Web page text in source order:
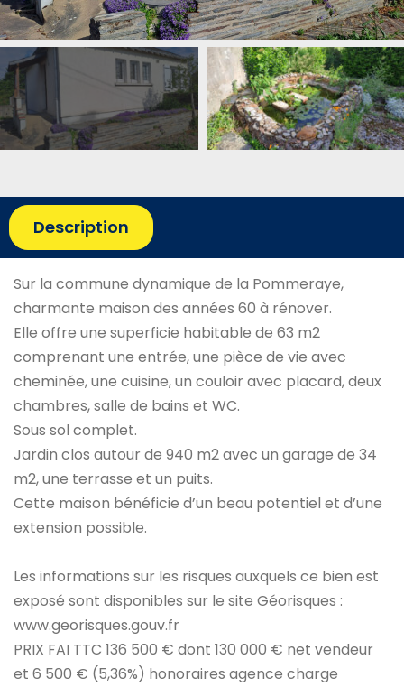
Description
Sur la commune dynamique de la Pommeraye,
charmante maison des années 60 à rénover.
Elle offre une superficie habitable de 63 m2
comprenant une entrée, une pièce de vie avec
cheminée, une cuisine, un couloir avec placard, deux
chambres, salle de bains et WC.
Sous sol complet.
Jardin clos autour de 940 m2 avec un garage de 34
m2, une terrasse et un puits.
Cette maison bénéficie d’un beau potentiel et d’une
extension possible.
Les informations sur les risques auxquels ce bien est
exposé sont disponibles sur le site Géorisques :
www.georisques.gouv.fr
PRIX FAI TTC 136 500 € dont 130 000 € net vendeur
et 6 500 € (5,36%) honoraires agence charge